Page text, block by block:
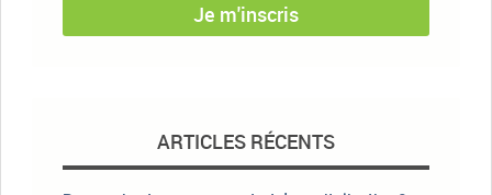
Je m'inscris
ARTICLES RÉCENTS